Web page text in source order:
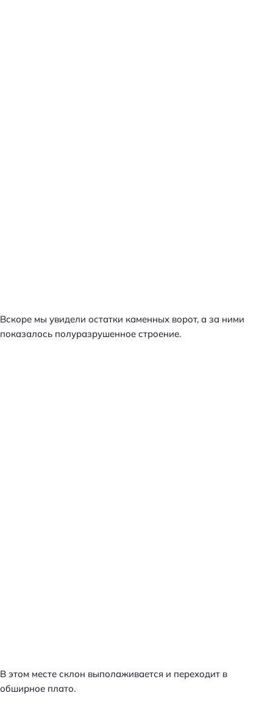
Вскоре мы увидели остатки каменных ворот, а за ними
показалось полуразрушенное строение.
В этом месте склон выполаживается и переходит в
обширное плато.